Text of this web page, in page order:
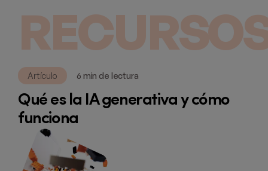
Artículo 6 min de lectura
Qué es la IA generativa y cómo
funciona